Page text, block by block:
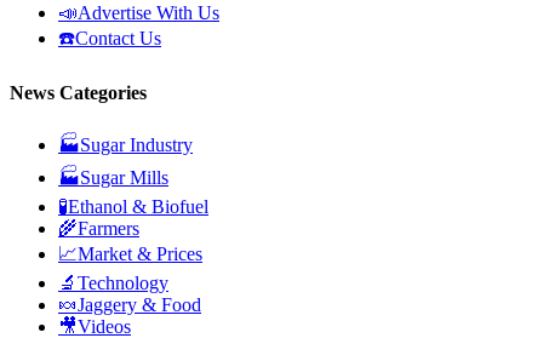
📣Advertise With Us
☎️Contact Us
News Categories
🏭Sugar Industry
🏭Sugar Mills
🧪Ethanol & Biofuel
🌾Farmers
📈Market & Prices
🔬 Technology
🍬Jaggery & Food
🎥Videos